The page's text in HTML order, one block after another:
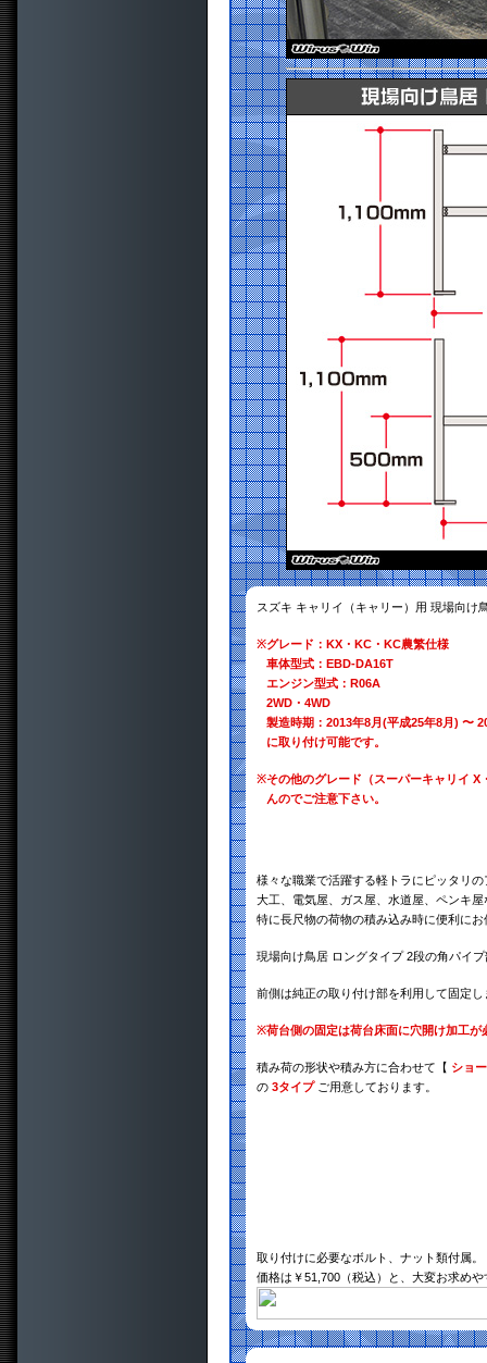
スズキ キャリイ（キャリー）用 現場向け
※グレード：KX・KC・KC農繁仕様
車体型式：EBD-DA16T
エンジン型式：R06A
2WD・4WD
製造時期：2013年8月(平成25年8月) 〜
に取り付け可能です。
※その他のグレード（スーパーキャリイ
んのでご注意下さい。
様々な職業で活躍する軽トラにピッタリの
大工、電気屋、ガス屋、水道屋、ペンキ
特に長尺物の荷物の積み込み時に便利に
現場向け鳥居 ロングタイプ 2段の角パイ
前側は純正の取り付け部を利用して固定し
※荷台側の固定は荷台床面に穴開け加工が
積み荷の形状や積み方に合わせて【 ショ
の 3タイプご用意しております。
取り付けに必要なボルト、ナット類付属。
価格は￥51,700（税込）と、大変お求め